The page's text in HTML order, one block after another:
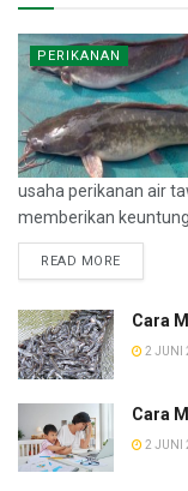
PERIKANAN
usaha perikanan air
memberikan
READ MORE
Cara
2 JUNI
Cara
2 JUNI